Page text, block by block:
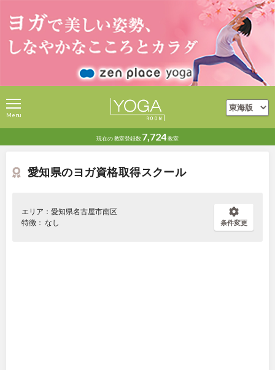
現在の教室登録数 7,724教室
Menu
愛知県のヨガ資格取得スクール
エリア：愛知県名古屋市南区
特徴： なし
条件変更